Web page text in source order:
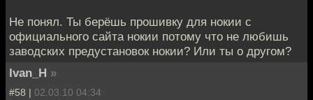
Не понял. Ты берёшь прошивку для нокии с
официального сайта нокии потому что не любишь
заводских предустановок нокии? Или ты о другом?
Ivan_H »
#58 | 02.03.10 04:34